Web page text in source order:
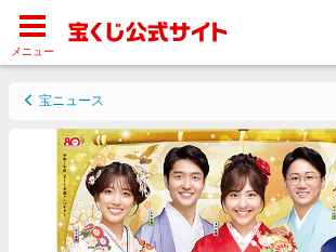
宝ニュース
メニュー